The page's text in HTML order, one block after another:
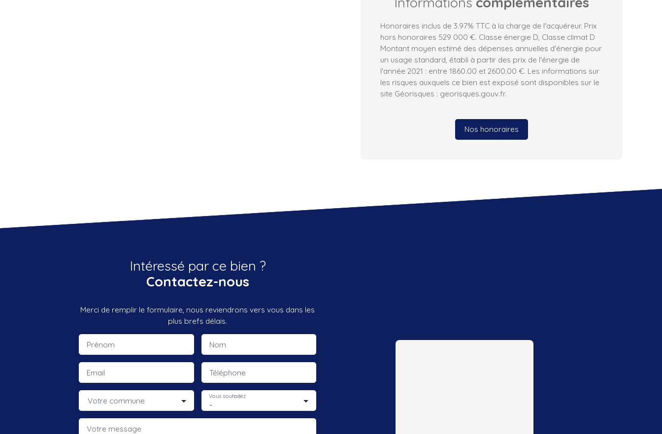
Honoraires inclus de 3.97% TTC à la charge de l'acquéreur. Prix
hors honoraires 529 000 €. Classe énergie D, Classe climat D
Montant moyen estimé des dépenses annuelles d'énergie pour
un usage standard, établi à partir des prix de l'énergie de
l'année 2021 : entre 1860.00 et 2600.00 €. Les informations sur
les risques auxquels ce bien est exposé sont disponibles sur le
site Géorisques : georisques.gouv.fr.
Nos honoraires
Intéressé par ce bien ?
Contactez-nous
Merci de remplir le formulaire, nous reviendrons vers vous dans les
plus brefs délais.
Prénom Nom
Email Téléphone
Votre commune -
Vous souhaitez
Votre message